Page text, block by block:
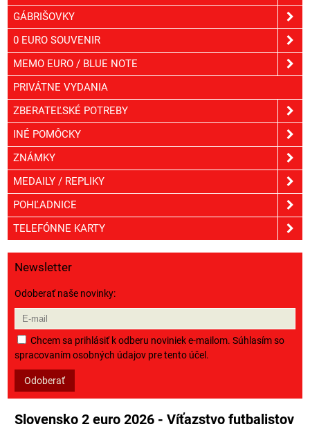
GÁBRIŠOVKY
0 EURO SOUVENIR
MEMO EURO / BLUE NOTE
PRIVÁTNE VYDANIA
ZBERATEĽSKÉ POTREBY
INÉ POMÔCKY
ZNÁMKY
MEDAILY / REPLIKY
POHĽADNICE
TELEFÓNNE KARTY
Newsletter
Odoberať naše novinky:
Chcem sa prihlásiť k odberu noviniek e-mailom. Súhlasím so
spracovaním osobných údajov pre tento účel.
Odoberať
Slovensko 2 euro 2026 - Víťazstvo futbalistov